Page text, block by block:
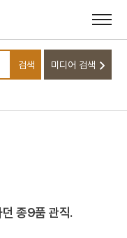
입력하세요
검색 미디어 검색
종9품 관직.